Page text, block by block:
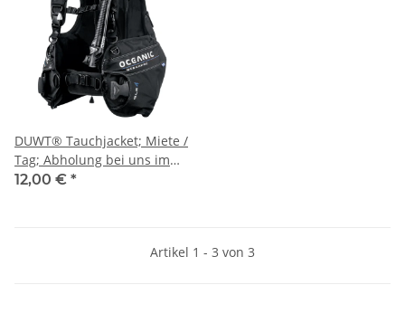
DUWT® Tauchjacket; Miete /
Tag; Abholung bei uns im
Shop
12,00 € *
Artikel 1 - 3 von 3